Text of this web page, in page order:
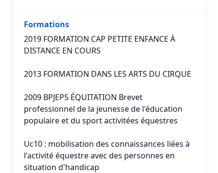
Formations
2019 FORMATION CAP PETITE ENFANCE À
DISTANCE EN COURS
2013 FORMATION DANS LES ARTS DU CIRQUE
2009 BPJEPS ÉQUITATION Brevet
professionnel de la jeunesse de l'éducation
populaire et du sport activitées équestres
Uc10 : mobilisation des connaissances liées à
l'activité équestre avec des personnes en
situation d'handicap